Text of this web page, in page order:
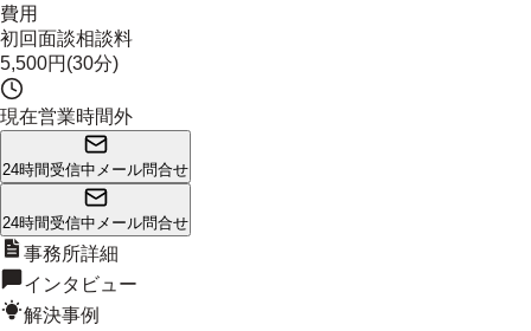
費用
初回面談相談料
5,500円(30分)
現在営業時間外
24時間受信中 メール問合せ
24時間受信中 メール問合せ
事務所詳細
インタビュー
解決事例